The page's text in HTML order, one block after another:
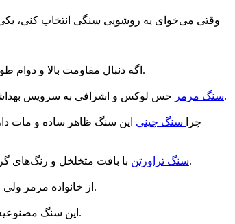
اگه دنبال مقاومت بالا و دوام گزینه‌ی درجه‌یکه. ضد خش، ضد حرارت و تقریباً ضد لکه. ظاهرش هم کلاسیک و زیباست و برای فضاهای پر رفت‌وآمد عالیه.
سنگ مرمرحس لوکس و اشرافی به سرویس بهداشتی می‌ده. سطح صیقلی و شفاف داره و هر تکه‌ش منحصربه‌فرده. البته نسبت به مواد اسیدی و شوینده‌ها حساسه، پس نگهداریش کمی دقت می‌خواد.
چرا
سنگ چینی این سنگ ظاهر ساده و مات
سنگ تراورتنبا بافت متخلخل و رنگ‌های گرمش، حس طبیعی و سنتی ایجاد می‌کنه. ظاهرش خیلی دلنشینه، ولی به دلیل تخلخل بالا نیاز به آب‌بندی داره. مناسب سرویس‌های روستیک و کلاسیکه.
از خانواده مرمر ولی اقتصادی‌تره. دوام خوبی داره و رنگ‌بندی متنوعش باعث می‌شه راحت با دیوار و کف هماهنگ بشه. برای سرویس‌های پرتردد انتخاب به‌صرفه و منطقیه.
این سنگ مصنوعیه و ترکیبی از پودر سنگ و رزینه. ظاهرش شبیه سنگ طبیعی ولی وزن کمتری داره، ضد لکه و راحت تمیز می‌شه. برای فضاهای مدرن و مینیمال عالیه.